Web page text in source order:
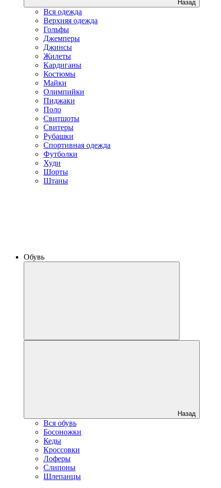
Назад
Вся одежда
Верхняя одежда
Гольфы
Джемперы
Джинсы
Жилеты
Кардиганы
Костюмы
Майки
Олимпийки
Пиджаки
Поло
Свитшоты
Свитеры
Рубашки
Спортивная одежда
Футболки
Худи
Шорты
Штаны
Обувь
Назад
Вся обувь
Босоножки
Кеды
Кроссовки
Лоферы
Слипоны
Шлепанцы